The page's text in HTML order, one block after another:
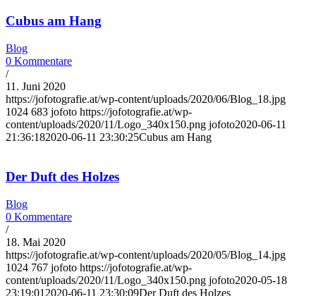
Cubus am Hang
Blog
0 Kommentare
/
11. Juni 2020
https://jofotografie.at/wp-content/uploads/2020/06/Blog_18.jpg
1024 683 jofoto https://jofotografie.at/wp-
content/uploads/2020/11/Logo_340x150.png jofoto2020-06-11
21:36:182020-06-11 23:30:25Cubus am Hang
Der Duft des Holzes
Blog
0 Kommentare
/
18. Mai 2020
https://jofotografie.at/wp-content/uploads/2020/05/Blog_14.jpg
1024 767 jofoto https://jofotografie.at/wp-
content/uploads/2020/11/Logo_340x150.png jofoto2020-05-18
23:19:01 2020-06-11 23:30:09Der Duft des Holzes